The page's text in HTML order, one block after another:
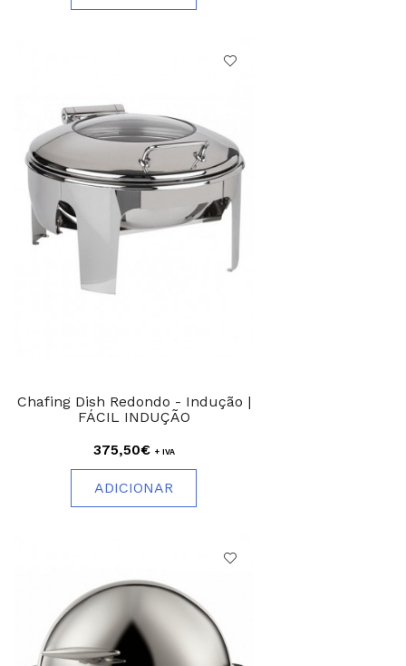
Chafing Dish Redondo - Indução |
FÁCIL INDUÇÃO
375,50€ + IVA
ADICIONAR